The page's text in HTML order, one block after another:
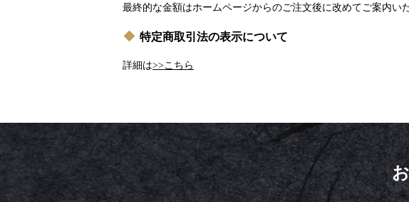
最終的な金額はホームページからのご注文後に改めてご案内い
特定商取引法の表示について
詳細は>>こちら